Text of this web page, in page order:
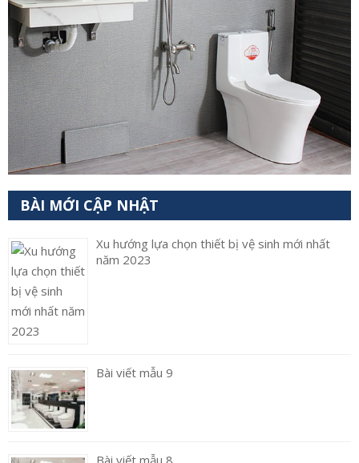
BÀI MỚI CẬP NHẬT
Xu hướng lựa chọn thiết bị vệ sinh mới nhất
năm 2023
Bài viết mẫu 9